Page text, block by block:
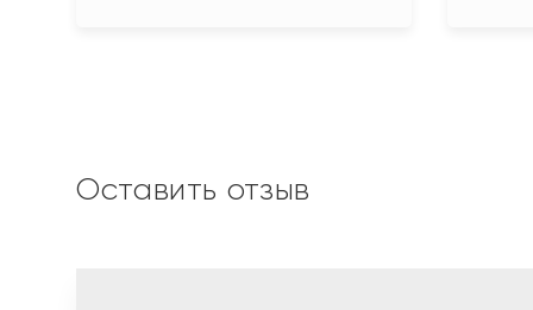
Оставить отзыв